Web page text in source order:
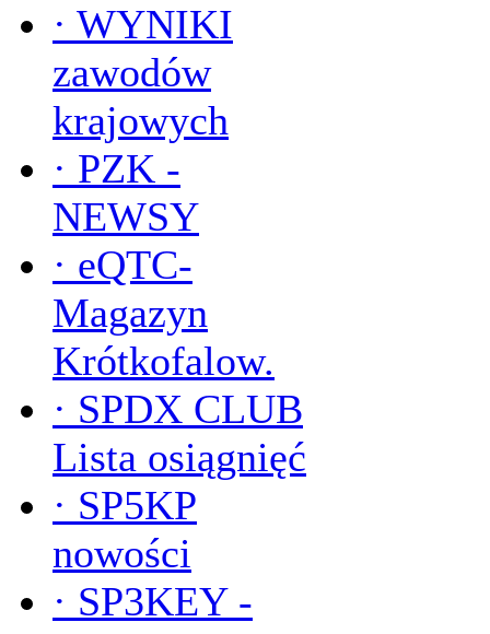
· WYNIKI
zawodów
krajowych
· PZK -
NEWSY
· eQTC-
Magazyn
Krótkofalow.
· SPDX CLUB
Lista osiągnięć
· SP5KP
nowości
· SP3KEY -